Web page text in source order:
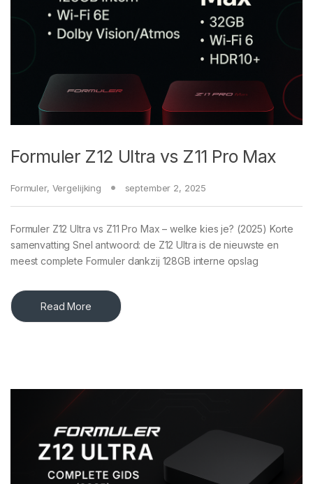
Formuler Z12 Ultra vs Z11 Pro Max
Formuler, Vergelijking september 2, 2025
Formuler Z12 Ultra vs Z11 Pro Max – welke kies je? (2025) Korte
samenvatting Snel antwoord: de Z12 Ultra is de nieuwste en
meest complete Formuler dankzij 128GB interne opslag
Read More